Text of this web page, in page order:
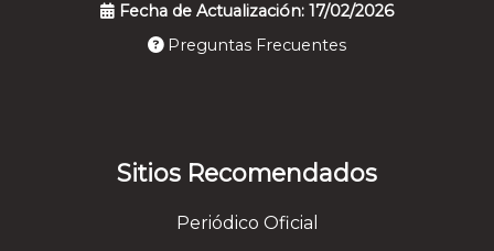
Fecha de Actualización: 17/02/2026
Preguntas Frecuentes
Sitios Recomendados
Periódico Oficial